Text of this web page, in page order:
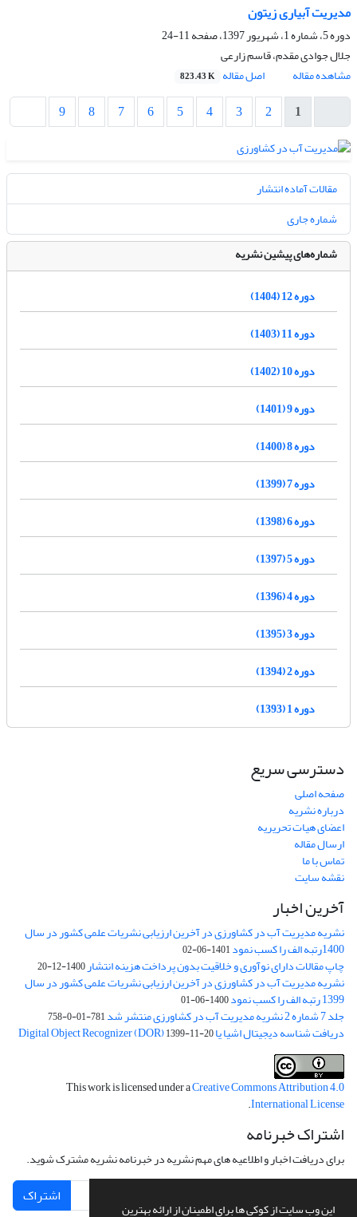
این وب سایت از کوکی ها برای اطمینان از ارائه بهترین
مدیریت آبیاری زیتون
دوره 5، شماره 1، شهریور 1397، صفحه
11-24
جلال جوادی مقدم، قاسم زارعی
مشاهده مقاله
اصل مقاله 823.43 K
1
2
3
4
5
6
7
8
9
مقالات آماده انتشار
شماره جاری
شماره‌های پیشین نشریه
دوره 12 (1404)
دوره 11 (1403)
دوره 10 (1402)
دوره 9 (1401)
دوره 8 (1400)
دوره 7 (1399)
دوره 6 (1398)
دوره 5 (1397)
دوره 4 (1396)
دوره 3 (1395)
دوره 2 (1394)
دوره 1 (1393)
دسترسی سریع
صفحه اصلی
درباره نشریه
اعضای هیات تحریریه
ارسال مقاله
تماس با ما
نقشه سایت
آخرین اخبار
نشریه مدیریت آب در کشاورزی در آخرین ارزیابی نشریات علمی کشور در سال
1400رتبه الف را کسب نمود 1401-06-02
چاپ مقالات دارای نوآوری و خلاقیت بدون پرداخت هزینه انتشار1400-12-20
نشریه مدیریت آب در کشاورزی در آخرین ارزیابی نشریات علمی کشور در سال
1399 رتبه الف را کسب نمود 1400-06-01
جلد 7 شماره 2 نشریه مدیریت آب در کشاورزی منتشر شد 781-01-0-758
دریافت شناسه دیجیتال اشیا یا Digital Object Recognizer (DOR)1399-11-20
This work is licensed under aCreative Commons Attribution 4.0
International License
.
اشتراک خبرنامه
برای دریافت اخبار و اطلاعیه های مهم نشریه در خبرنامه نشریه مشترک شوید.
اشتراک